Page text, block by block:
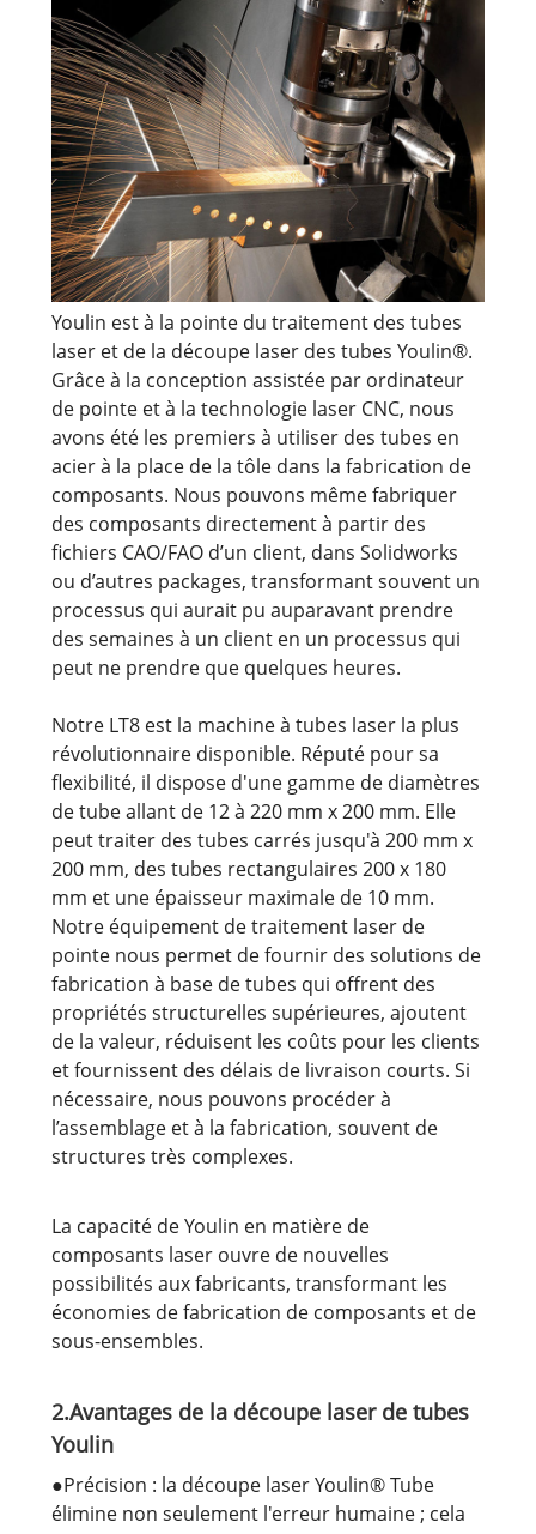
Youlin est à la pointe du traitement des tubes
laser et de la découpe laser des tubes Youlin®.
Grâce à la conception assistée par ordinateur
de pointe et à la technologie laser CNC, nous
avons été les premiers à utiliser des tubes en
acier à la place de la tôle dans la fabrication de
composants. Nous pouvons même fabriquer
des composants directement à partir des
fichiers CAO/FAO d’un client, dans Solidworks
ou d’autres packages, transformant souvent un
processus qui aurait pu auparavant prendre
des semaines à un client en un processus qui
peut ne prendre que quelques heures.
Notre LT8 est la machine à tubes laser la plus
révolutionnaire disponible. Réputé pour sa
flexibilité, il dispose d'une gamme de diamètres
de tube allant de 12 à 220 mm x 200 mm. Elle
peut traiter des tubes carrés jusqu'à 200 mm x
200 mm, des tubes rectangulaires 200 x 180
mm et une épaisseur maximale de 10 mm.
Notre équipement de traitement laser de
pointe nous permet de fournir des solutions de
fabrication à base de tubes qui offrent des
propriétés structurelles supérieures, ajoutent
de la valeur, réduisent les coûts pour les clients
et fournissent des délais de livraison courts. Si
nécessaire, nous pouvons procéder à
l’assemblage et à la fabrication, souvent de
structures très complexes.
La capacité de Youlin en matière de
composants laser ouvre de nouvelles
possibilités aux fabricants, transformant les
économies de fabrication de composants et de
sous-ensembles.
2.Avantages de la découpe laser de tubes
Youlin
●Précision : la découpe laser Youlin® Tube
élimine non seulement l'erreur humaine ; cela